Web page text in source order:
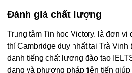
Đánh giá chất lượng
Trung tâm Tin học Victory, là đơn
thí Cambridge duy nhất tại Trà Vinh
danh tiếng chất lượng đào tạo
dạng và phương pháp tiên tiến